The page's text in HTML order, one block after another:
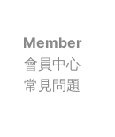
Member
會員中心
常見問題